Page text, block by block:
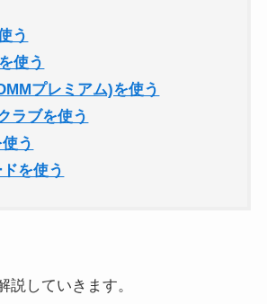
う
使う
プレミアム)を使う
ラブを使う
う
を使う
説していきます。